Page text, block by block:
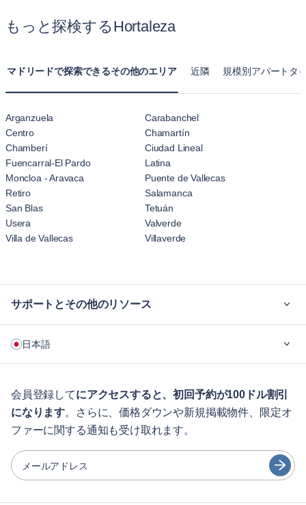
り、一時的なホテル宿泊以上に自宅のようにくつろげます。
もっと探検するHortaleza
マドリードで探索できるその他のエリア 近隣 規模別アパートタ
Arganzuela
Carabanchel
Centro
Chamartín
Chamberí
Ciudad Lineal
Fuencarral-El Pardo
Latina
Moncloa - Aravaca
Puente de Vallecas
Retiro
Salamanca
San Blas
Tetuán
Usera
Valverde
Villa de Vallecas
Villaverde
サポートとその他のリソース
企業向け
ゲスト向け特典サービス
シティガイド
パートナー
家具レンタル事業者
日本語
English
Português
Español
会員登録してにアクセスすると、初回予約が100ドル割引
になります。さらに、価格ダウンや新規掲載物件、限定オ
ファーに関する通知も受け取れます。
メールアドレス